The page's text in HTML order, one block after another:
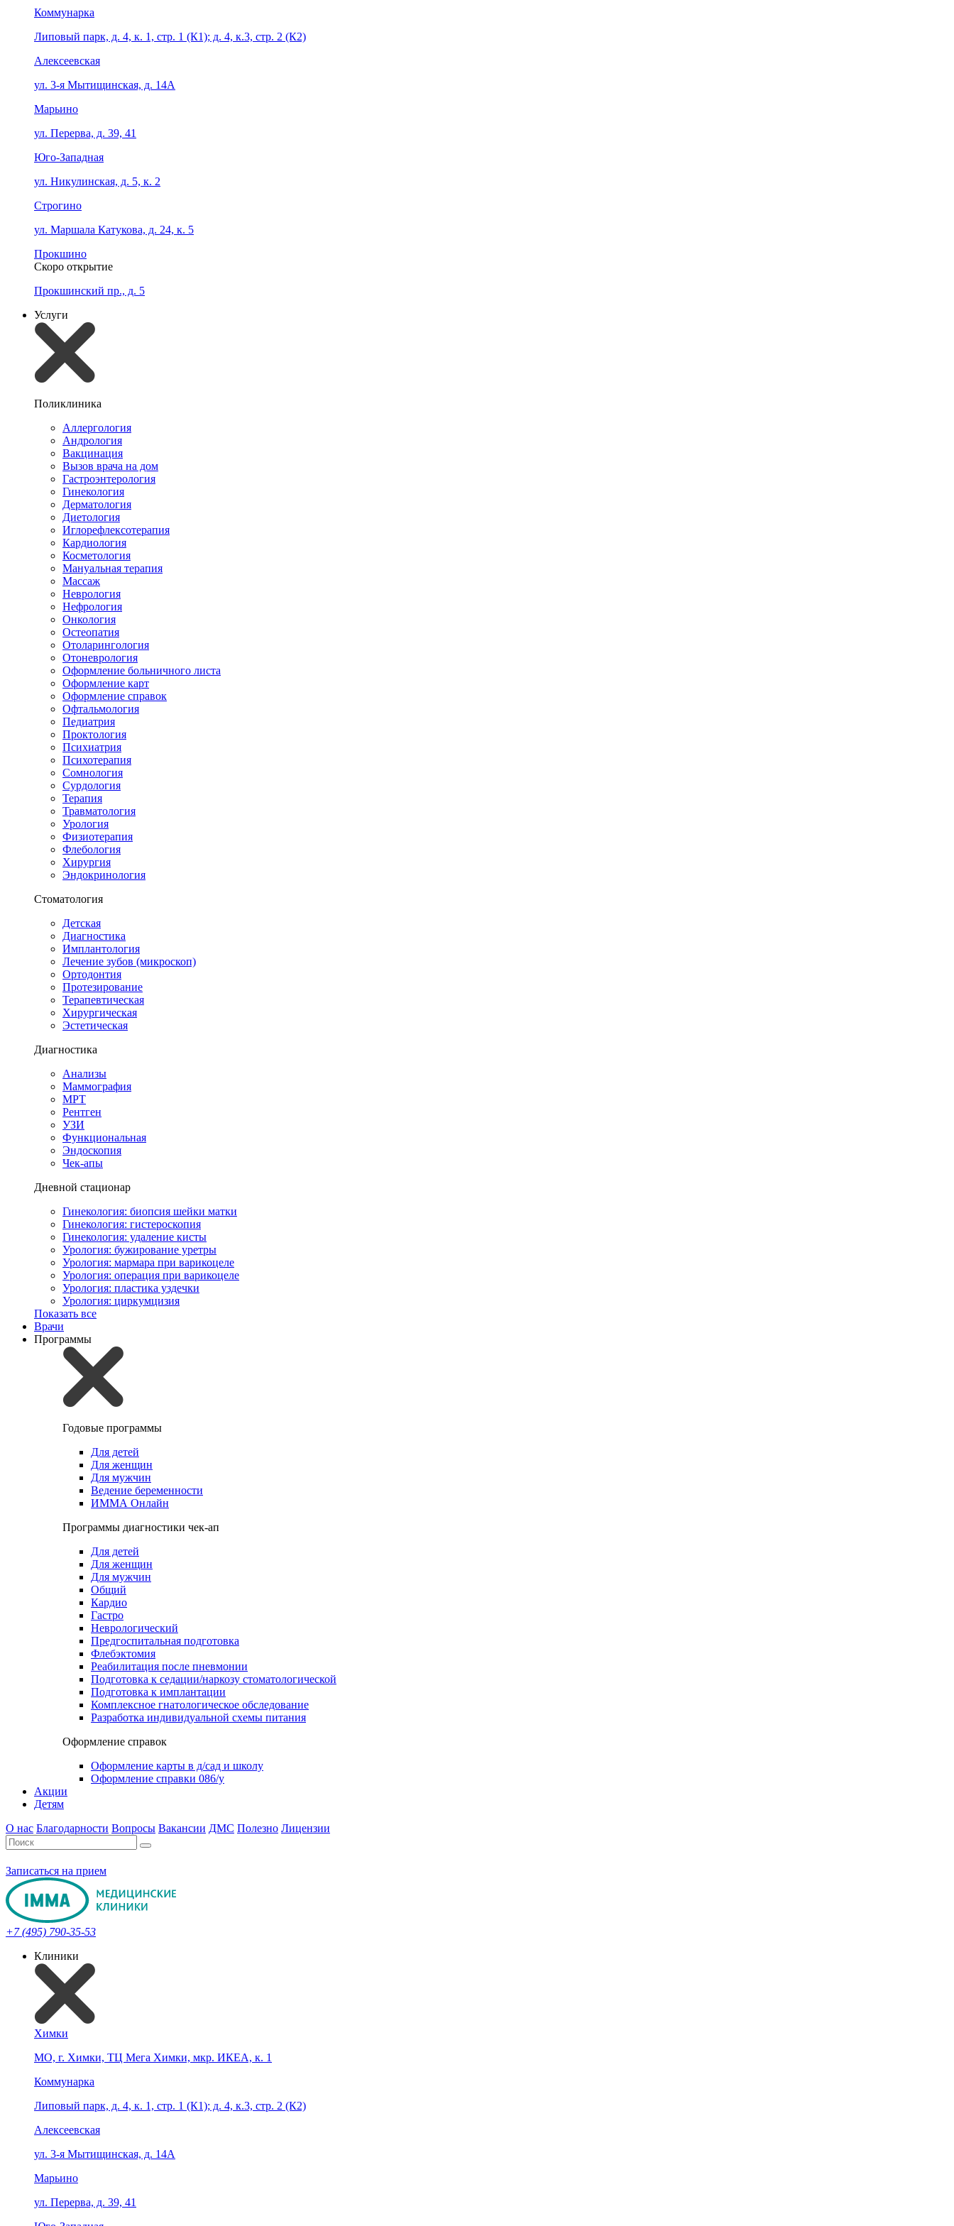
Коммунарка
Липовый парк, д. 4, к. 1, стр. 1 (К1); д. 4, к.3, стр. 2 (К2)
Алексеевская
ул. 3-я Мытищинская, д. 14А
Марьино
ул. Перерва, д. 39, 41
Юго-Западная
ул. Никулинская, д. 5, к. 2
Строгино
ул. Маршала Катукова, д. 24, к. 5
Прокшино
Скоро открытие
Прокшинский пр., д. 5
Услуги
Поликлиника
Аллергология
Андрология
Вакцинация
Вызов врача на дом
Гастроэнтерология
Гинекология
Дерматология
Диетология
Иглорефлексотерапия
Кардиология
Косметология
Мануальная терапия
Массаж
Неврология
Нефрология
Онкология
Остеопатия
Отоларингология
Отоневрология
Оформление больничного листа
Оформление карт
Оформление справок
Офтальмология
Педиатрия
Проктология
Психиатрия
Психотерапия
Сомнология
Сурдология
Терапия
Травматология
Урология
Физиотерапия
Флебология
Хирургия
Эндокринология
Стоматология
Детская
Диагностика
Имплантология
Лечение зубов (микроскоп)
Ортодонтия
Протезирование
Терапевтическая
Хирургическая
Эстетическая
Диагностика
Анализы
Маммография
МРТ
Рентген
УЗИ
Функциональная
Эндоскопия
Чек-апы
Дневной стационар
Гинекология: биопсия шейки матки
Гинекология: гистероскопия
Гинекология: удаление кисты
Урология: бужирование уретры
Урология: мармара при варикоцеле
Урология: операция при варикоцеле
Урология: пластика уздечки
Урология: циркумцизия
Показать все
Врачи
Программы
Годовые программы
Для детей
Для женщин
Для мужчин
Ведение беременности
ИММА Онлайн
Программы диагностики чек-ап
Для детей
Для женщин
Для мужчин
Общий
Кардио
Гастро
Неврологический
Предгоспитальная подготовка
Флебэктомия
Реабилитация после пневмонии
Подготовка к седации/наркозу стоматологической
Подготовка к имплантации
Комплексное гнатологическое обследование
Разработка индивидуальной схемы питания
Оформление справок
Оформление карты в д/сад и школу
Оформление справки 086/у
Акции
Детям
О нас Благодарности Вопросы Вакансии ДМС Полезно Лицензии
Записаться на прием
+7 (495) 790-35-53
Клиники
Химки
МО, г. Химки, ТЦ Мега Химки, мкр. ИКЕА, к. 1
Коммунарка
Липовый парк, д. 4, к. 1, стр. 1 (К1); д. 4, к.3, стр. 2 (К2)
Алексеевская
ул. 3-я Мытищинская, д. 14А
Марьино
ул. Перерва, д. 39, 41